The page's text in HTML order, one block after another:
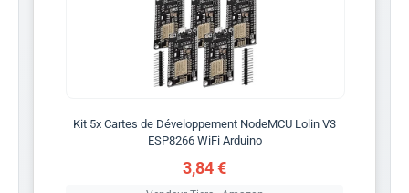
Kit 5x Cartes de Développement NodeMCU Lolin V3
ESP8266 WiFi Arduino
3,84 €